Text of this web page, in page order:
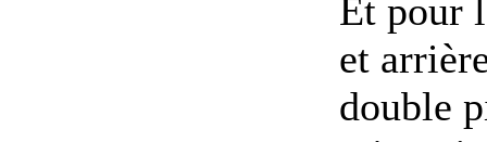
Et pour
et
double